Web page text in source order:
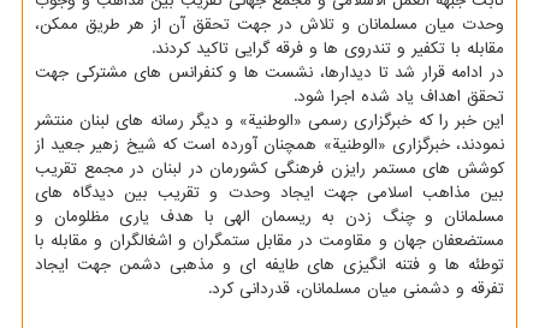
وحدت میان مسلمانان و تلاش در جهت تحقق آن از هر طریق ممکن،
مقابله با تکفیر و تندروی ها و فرقه گرایی تاکید کردند.
در ادامه قرار شد تا دیدارها، نشست ها و کنفرانس های مشترکی جهت
تحقق اهداف یاد شده اجرا شود.
این خبر را که خبرگزاری رسمی «الوطنیة» و دیگر رسانه های لبنان منتشر
نمودند، خبرگزاری «الوطنیة» همچنان آورده است که شیخ زهیر جعید از
کوشش های مستمر رایزن فرهنگی کشورمان در لبنان در مجمع تقریب
بین مذاهب اسلامی جهت ایجاد وحدت و تقریب بین دیدگاه های
مسلمانان و چنگ زدن به ریسمان الهی با هدف یاری مظلومان و
مستضعفان جهان و مقاومت در مقابل ستمگران و اشغالگران و مقابله با
توطئه ها و فتنه انگیزی های طایفه ای و مذهبی دشمن جهت ایجاد
تفرقه و دشمنی میان مسلمانان، قدردانی کرد.